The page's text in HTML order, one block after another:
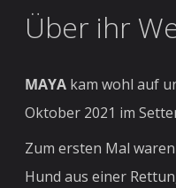
Über ihr
MAYA kam wohl auf
Oktober 2021 im
Zum ersten Mal
Hund aus einer